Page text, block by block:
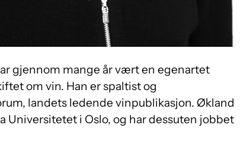
gjennom mange år vært en egenartet
om vin. Han er spaltist og
landets ledende vinpublikasjon. Økland
Universitetet i Oslo, og har dessuten jobbet